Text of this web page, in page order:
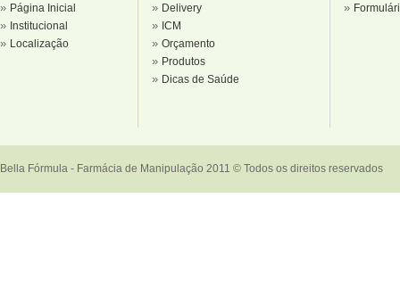
» Página Inicial
» Institucional
» Localização
» Delivery
» ICM
» Orçamento
» Produtos
» Dicas de Saúde
»
Bella Fórmula - Farmácia de Manipulação 2011 © Todos os direitos reservados